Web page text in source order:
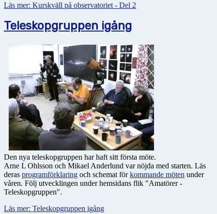
Läs mer: Kurskväll på observatoriet - Del 2
Teleskopgruppen igång
Den nya teleskopgruppen har haft sitt första möte.
Arne L Ohlsson och Mikael Anderlund var nöjda med starten. Läs
deras programförklaring och schemat förkommande möten under
våren. Följ utvecklingen under hemsidans flik "Amatörer -
Teleskopgruppen".
Läs mer: Teleskopgruppen igång